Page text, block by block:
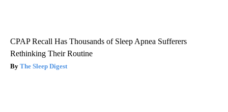
CPAP Recall Has Thousands of Sleep Apnea Sufferers
Rethinking Their Routine
The Sleep Digest